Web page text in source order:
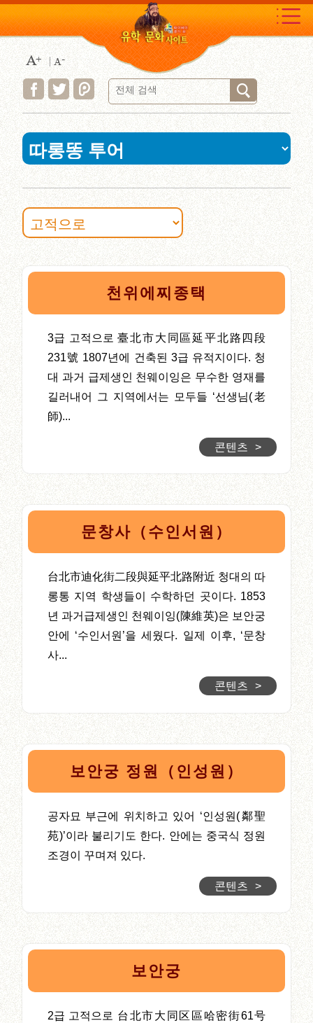
Move
content
area
:::
천위에찌종택
3급 고적으로 臺北市大同區延平北路四段
231號 1807년에 건축된 3급 유적지이다. 청
대 과거 급제생인 천웨이잉은 무수한 영재를
길러내어 그 지역에서는 모두들 ‘선생님(老
師)...
콘텐츠 >
문창사（수인서원）
台北市迪化街二段與延平北路附近 청대의 따
롱통 지역 학생들이 수학하던 곳이다. 1853
년 과거급제생인 천웨이잉(陳維英)은 보안궁
안에 ‘수인서원’을 세웠다. 일제 이후, ‘문창
사...
콘텐츠 >
보안궁 정원（인성원）
공자묘 부근에 위치하고 있어 ‘인성원(鄰聖
苑)’이라 불리기도 한다. 안에는 중국식 정원
조경이 꾸며져 있다.
콘텐츠 >
보안궁
2급 고적으로 台北市大同区區哈密街61号